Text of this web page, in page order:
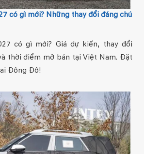
có gì mới? Những thay đổi đáng chú
có gì mới? Giá dự kiến, thay đổi
thời điểm mở bán tại Việt Nam. Đặt
Đông Đô!